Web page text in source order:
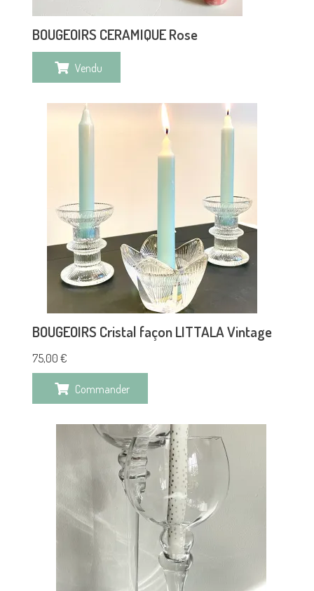
BOUGEOIRS CERAMIQUE Rose
Vendu
BOUGEOIRS Cristal façon LITTALA Vintage
75,00 €
Commander